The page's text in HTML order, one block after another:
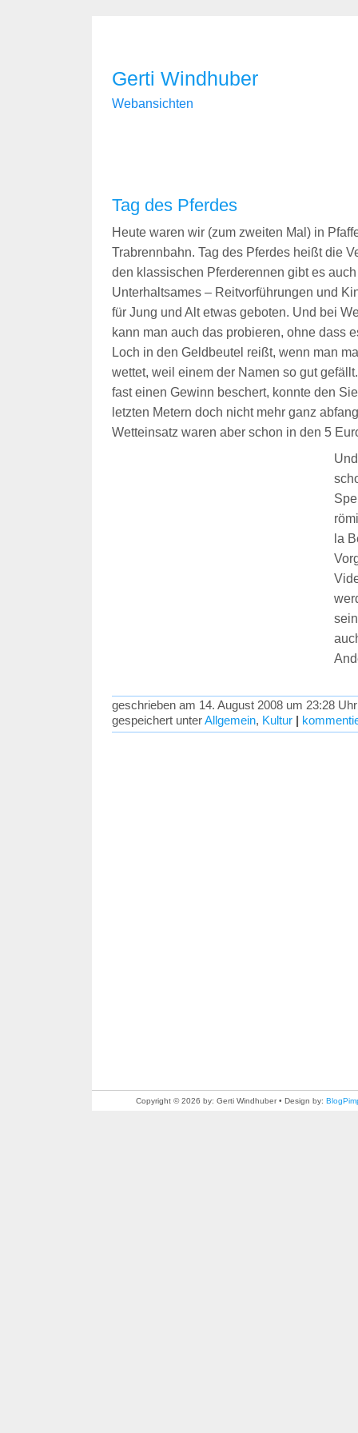
Gerti Windhuber
Webansichten
Tag des Pferdes
Heute waren wir (zum zweiten Mal) in
Trabrennbahn. Tag des Pferdes heißt die
den klassischen Pferderennen gibt es
Unterhaltsames – Reitvorführungen und
für Jung und Alt etwas geboten. Und bei
kann man auch das probieren, ohne dass
Loch in den Geldbeutel reißt, wenn man
wettet, weil einem der Namen so gut
fast einen Gewinn beschert, konnte den
letzten Metern doch nicht mehr ganz
Wetteinsatz waren aber schon in den 5
la
geschrieben am 14. August 2008 um 23:28
gespeichert unterAllgemein, Kultur
Copyright © 2026 by: Gerti Windhuber • Design by: